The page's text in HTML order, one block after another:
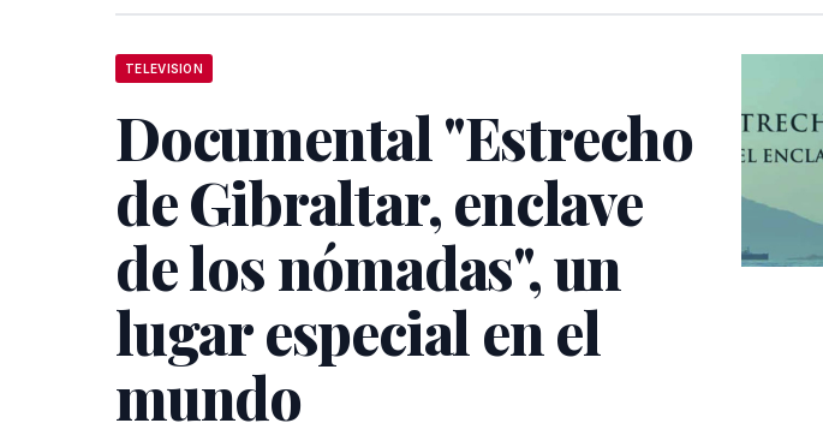
TELEVISION
Documental "Estrecho
de Gibraltar, enclave
de los nómadas", un
lugar especial en el
mundo